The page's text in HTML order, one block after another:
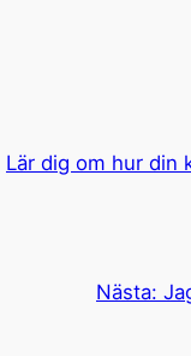
Lär dig om hur din
Nästa: